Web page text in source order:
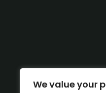
We value your